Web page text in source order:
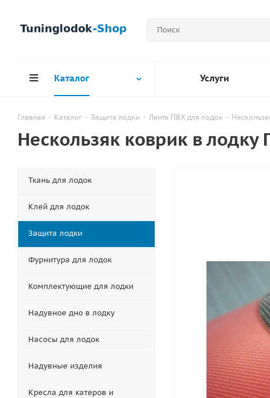
Каталог Услуги
Главная - Каталог - Защита лодки - Лента ПВХ для лодок -
Нескользяк коврик в
Ткань для лодок
Клей для лодок
Защита лодки
Фурнитура для лодок
Комплектующие для лодки
Надувное дно в лодку
Насосы для лодок
Надувные изделия
Кресла для катеров и